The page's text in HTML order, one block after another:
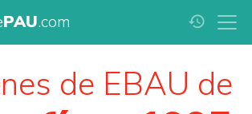
PAU.com history
de EBAU de